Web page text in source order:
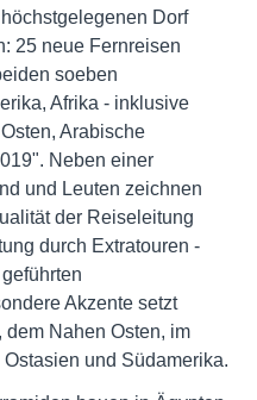
Dorf
25 neue Fernreisen
soeben
Afrika - inklusive
Arabische
Neben einer
und Leuten zeichnen
der Reiseleitung
durch Extratouren -
Akzente setzt
Nahen Osten, im
und Südamerika.